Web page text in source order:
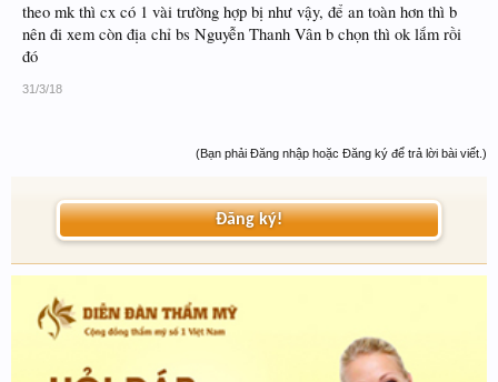
theo mk thì cx có 1 vài trường hợp bị như vậy, để an toàn hơn thì b
nên đi xem còn địa chỉ bs Nguyễn Thanh Vân b chọn thì ok lắm rồi
đó
31/3/18
(Bạn phải Đăng nhập hoặc Đăng ký để trả lời bài viết.)
Đăng ký!